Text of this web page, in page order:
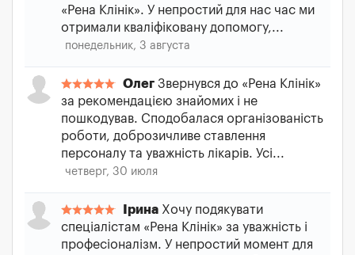
«Рена Клінік». У непростий для нас час ми
отримали кваліфіковану допомогу,...
понедельник, 3 августа
Олег Звернувся до «Рена Клінік»
за рекомендацією знайомих і не
пошкодував. Сподобалася організованість
роботи, доброзичливе ставлення
персоналу та уважність лікарів. Усі...
четверг, 30 июля
Ірина Хочу подякувати
спеціалістам «Рена Клінік» за уважність і
професіоналізм. У непростий момент для